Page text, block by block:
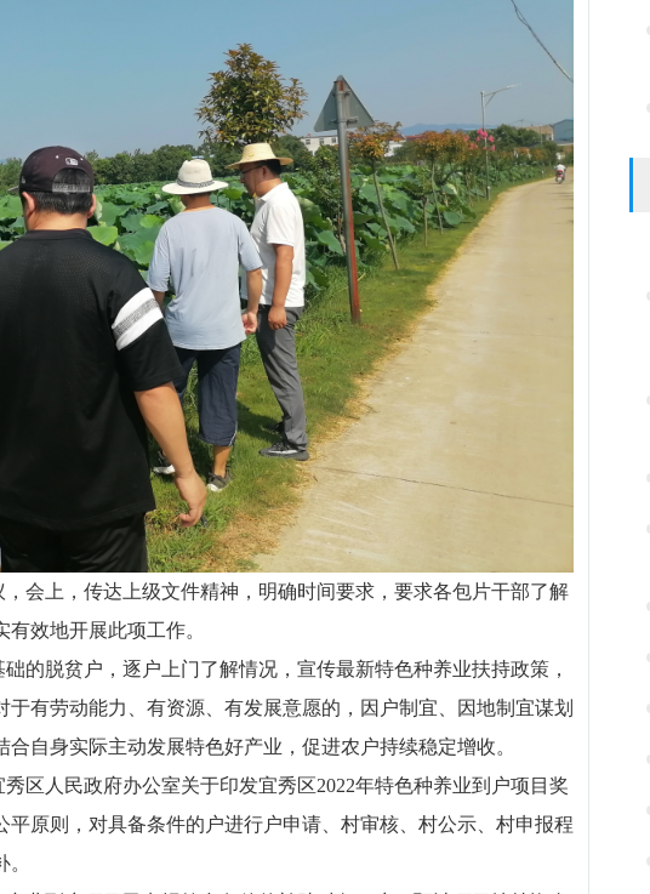
上，传达上级文件精神，明确时间要求，要求各包片干部了解
效地开展此项工作。
脱贫户，逐户上门了解情况，宣传最新特色种养业扶持政策，
有劳动能力、有资源、有发展意愿的，因户制宜、因地制宜谋划
自身实际主动发展特色好产业，促进农户持续稳定增收。
人民政府办公室关于印发宜秀区2022年特色种养业到户项目奖
原则，对具备条件的户进行户申请、村审核、村公示、村申报程